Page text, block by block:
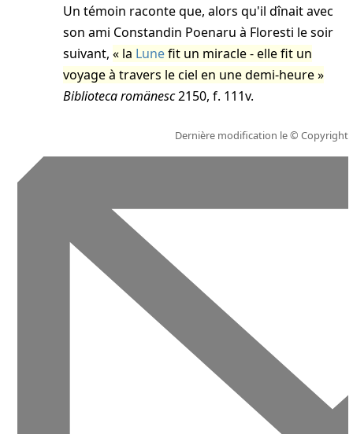
Un témoin raconte que, alors qu'il dînait avec
son ami Constandin Poenaru à Floresti le soir
suivant,
la Lunefit un miracle - elle fit un
voyage à travers le ciel en une demi-heure
Biblioteca romänesc2150, f. 111v.
Dernière modification le© Copyright